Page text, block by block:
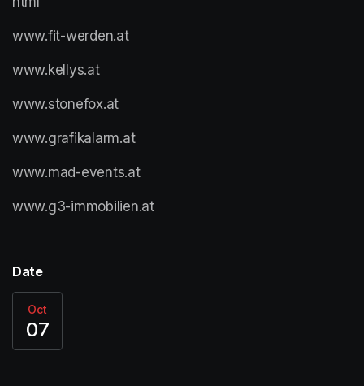
www.fit-werden.at
www.kellys.at
www.stonefox.at
www.grafikalarm.at
www.mad-events.at
www.g3-immobilien.at
Date
Oct
07